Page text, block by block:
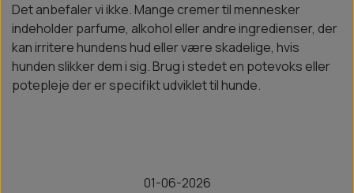
Det anbefaler vi ikke. Mange cremer til mennesker
indeholder parfume, alkohol eller andre ingredienser, der
kan irritere hundens hud eller være skadelige, hvis
hunden slikker dem i sig. Brug i stedet en potevoks eller
potepleje der er specifikt udviklet til hunde.
01-06-2026